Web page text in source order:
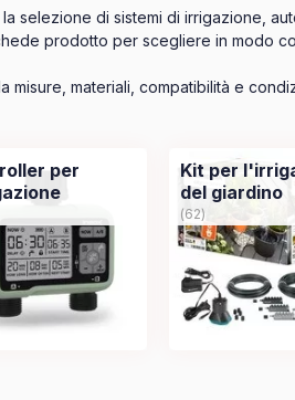
la selezione di sistemi di irrigazione,
prodotto per scegliere in modo
misure, materiali, compatibilità e
per
Kit per
del giardino
62